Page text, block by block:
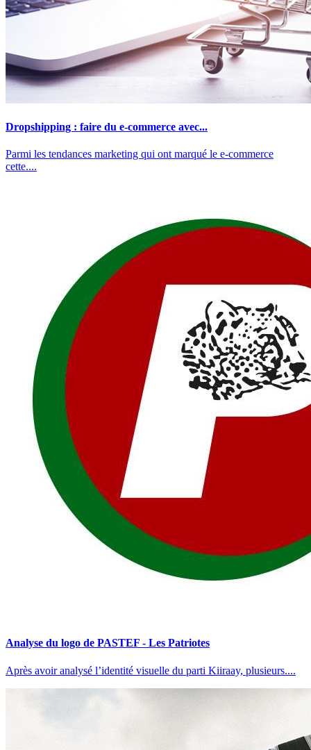
Dropshipping : faire du e-commerce avec...
Parmi les tendances marketing qui ont marqué le e-commerce
cette....
Analyse du logo de PASTEF - Les Patriotes
Après avoir analysé l’identité visuelle du parti Kiiraay, plusieurs....